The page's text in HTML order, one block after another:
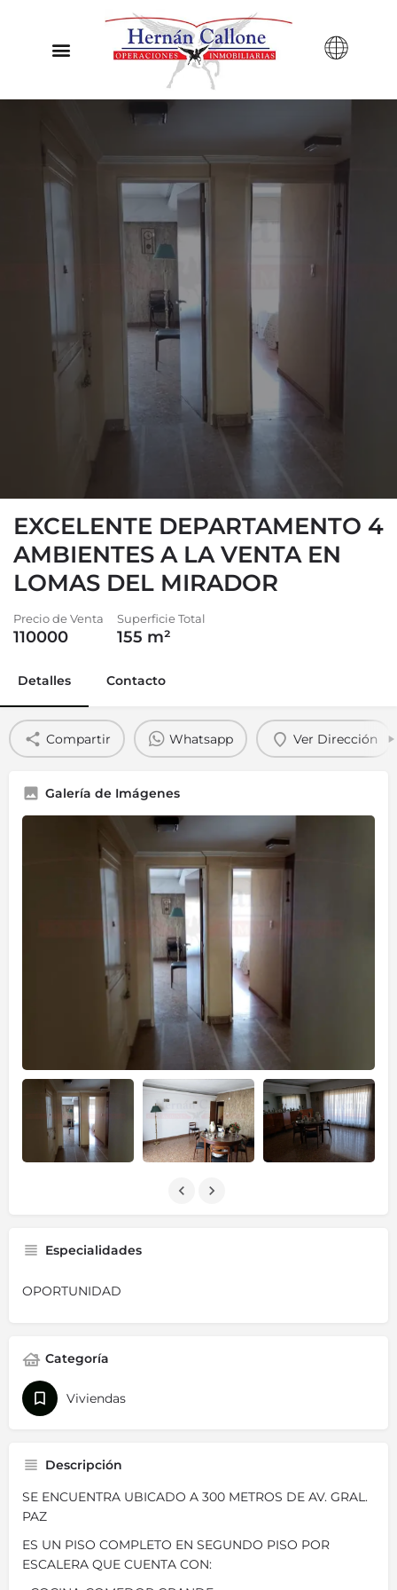
EXCELENTE DEPARTAMENTO 4
AMBIENTES A LA VENTA EN
LOMAS DEL MIRADOR
Precio de Venta
110000
Superficie Total
155 m²
Detalles Contacto
Compartir Whatsapp Ver Dirección
Galería de Imágenes
Especialidades
OPORTUNIDAD
Categoría
Viviendas
Descripción
SE ENCUENTRA UBICADO A 300 METROS DE AV. GRAL.
PAZ
ES UN PISO COMPLETO EN SEGUNDO PISO POR
ESCALERA QUE CUENTA CON: